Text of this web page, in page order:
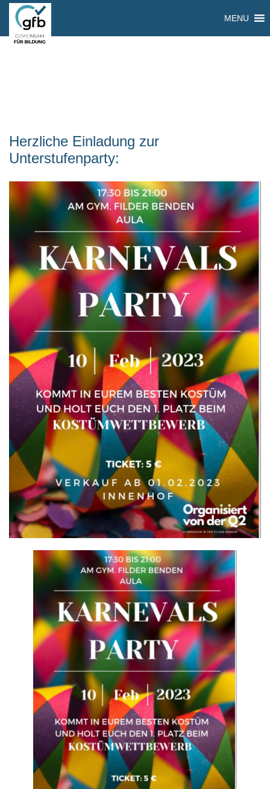
MENU
Herzliche Einladung zur
Unterstufenparty: